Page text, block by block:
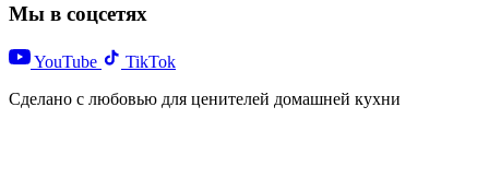
Мы в соцсетях
YouTube
TikTok
Сделано с любовью для ценителей домашней кухни